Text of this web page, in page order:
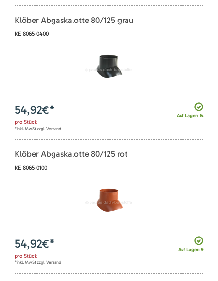
Klöber Abgaskalotte 80/125 grau
KE 8065-0400
Auf Lager: 14
54,92€*
pro Stück
*inkl. MwSt zzgl. Versand
Klöber Abgaskalotte 80/125 rot
KE 8065-0100
Auf Lager: 9
54,92€*
pro Stück
*inkl. MwSt zzgl. Versand